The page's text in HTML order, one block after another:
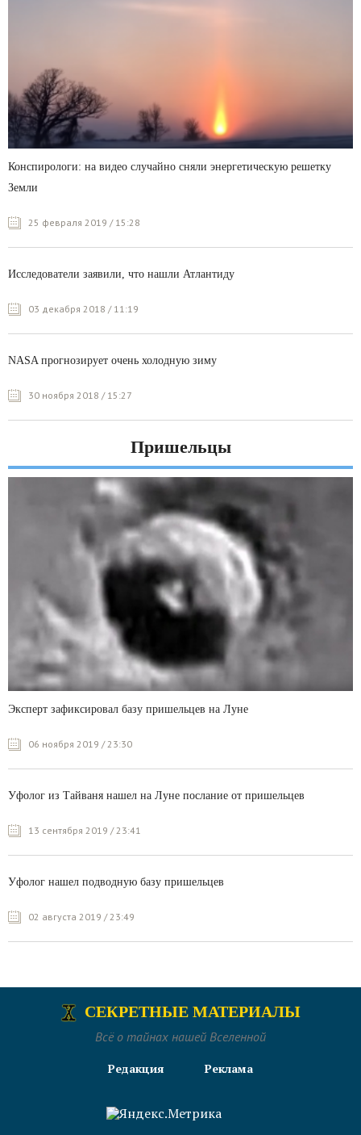
Конспирологи: на видео случайно сняли энергетическую решетку
Земли
25 февраля 2019 / 15:28
Исследователи заявили, что нашли Атлантиду
03 декабря 2018 / 11:19
NASA прогнозирует очень холодную зиму
30 ноября 2018 / 15:27
Пришельцы
Эксперт зафиксировал базу пришельцев на Луне
06 ноября 2019 / 23:30
Уфолог из Тайваня нашел на Луне послание от пришельцев
13 сентября 2019 / 23:41
Уфолог нашел подводную базу пришельцев
02 августа 2019 / 23:49
СЕКРЕТНЫЕ МАТЕРИАЛЫ
Всё о тайнах нашей Вселенной
Редакция Реклама